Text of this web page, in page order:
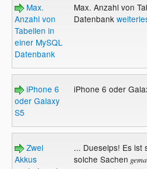
Max.
Anzahl von
Tabellen in
einer MySQL
Datenbank
Max. Anzahl von
Datenbank
iPhone 6
oder Galaxy
S5
iPhone 6 oder
Zwei
Akkus
... Dueselps! Es ist
solche Sachen